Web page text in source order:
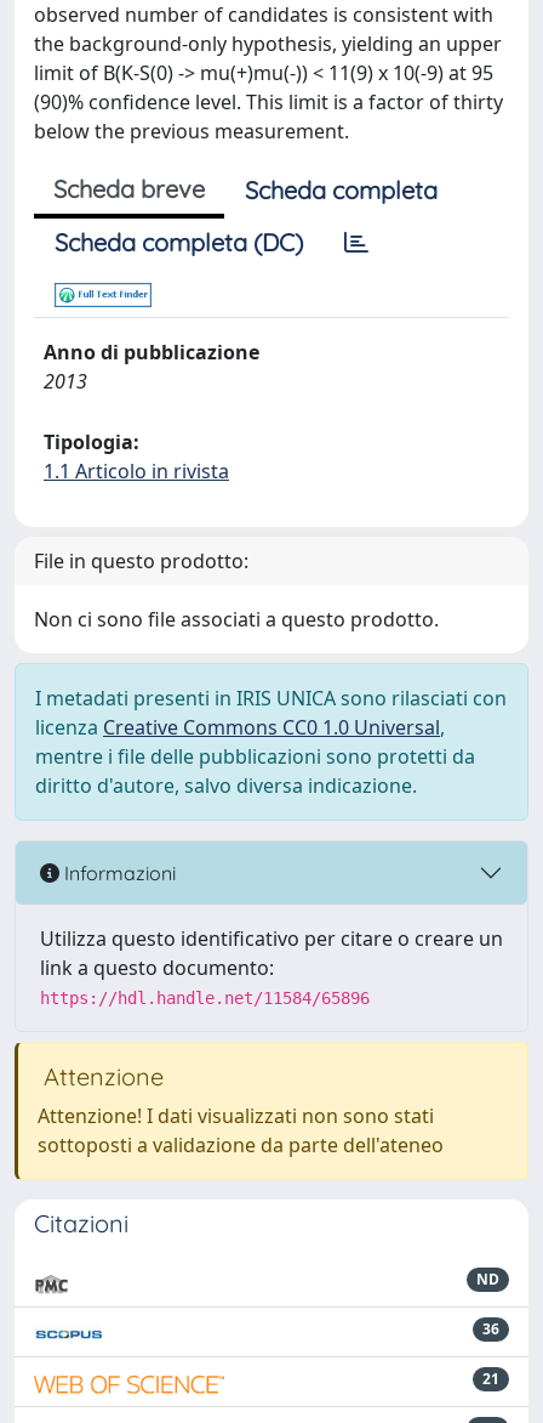
observed number of candidates is consistent with
the background-only hypothesis, yielding an upper
limit of B(K-S(0) -> mu(+)mu(-)) < 11(9) x 10(-9) at 95
(90)% confidence level. This limit is a factor of thirty
below the previous measurement.
Scheda breve
Scheda completa
Scheda completa (DC)
Anno di pubblicazione
2013
Tipologia:
1.1 Articolo in rivista
File in questo prodotto:
Non ci sono file associati a questo prodotto.
I metadati presenti in IRIS UNICA sono rilasciati con
licenza Creative Commons CC0 1.0 Universal,
mentre i file delle pubblicazioni sono protetti da
diritto d'autore, salvo diversa indicazione.
Informazioni
Utilizza questo identificativo per citare o creare un
link a questo documento:
https://hdl.handle.net/11584/65896
Attenzione
Attenzione! I dati visualizzati non sono stati
sottoposti a validazione da parte dell'ateneo
Citazioni
ND
36
21